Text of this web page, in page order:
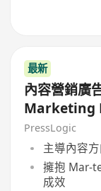
最新
內容營銷廣
Marketing
毛孩日常)
PressLogic
主導內容
擁抱 Mar-
成效